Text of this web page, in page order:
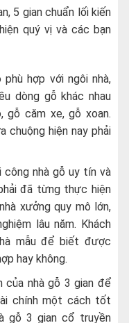
5 gian chuẩn lối kiến
quý vị và các bạn
hợp với ngôi nhà,
dòng gỗ khác nhau
gỗ căm xe, gỗ xoan.
chuộng hiện nay phải
công nhà gỗ uy tín và
đã từng thực hiện
xưởng quy mô lớn,
lâu năm. Khách
mẫu để biết được
hay không.
nhà gỗ 3 gian để
chính một cách tốt
gỗ 3 gian cổ truyền